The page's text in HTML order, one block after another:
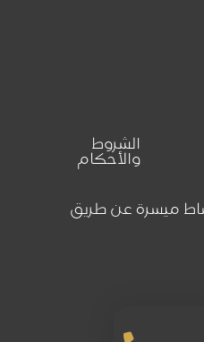
الشروط
والأحكام
ميسرة عن طريق